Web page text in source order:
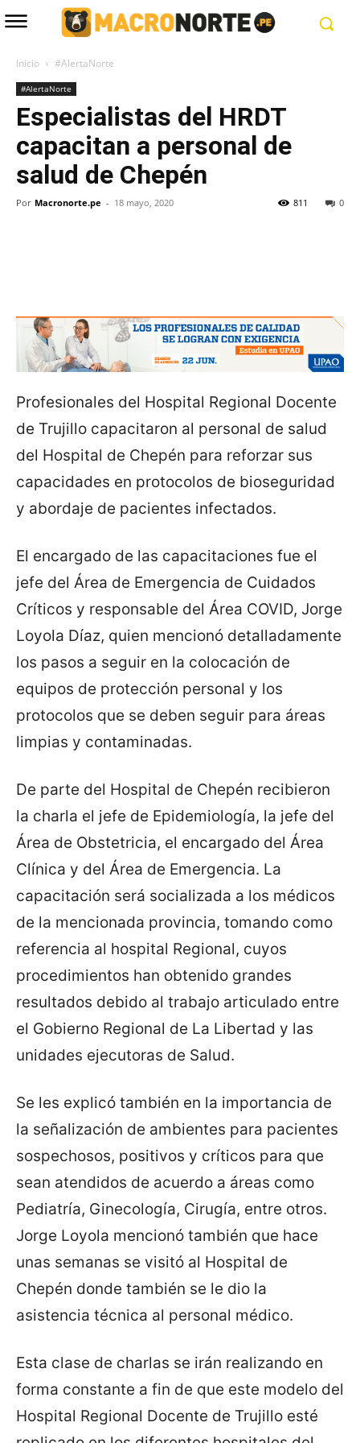
Inicio #AlertaNorte
#AlertaNorte
Especialistas del HRDT
capacitan a personal de
salud de Chepén
Por Macronorte.pe - 18 mayo, 2020 0
811
Profesionales del Hospital Regional Docente
de Trujillo capacitaron al personal de salud
del Hospital de Chepén para reforzar sus
capacidades en protocolos de bioseguridad
y abordaje de pacientes infectados.
El encargado de las capacitaciones fue el
jefe del Área de Emergencia de Cuidados
Críticos y responsable del Área COVID, Jorge
Loyola Díaz, quien mencionó detalladamente
los pasos a seguir en la colocación de
equipos de protección personal y los
protocolos que se deben seguir para áreas
limpias y contaminadas.
De parte del Hospital de Chepén recibieron
la charla el jefe de Epidemiología, la jefe del
Área de Obstetricia, el encargado del Área
Clínica y del Área de Emergencia. La
capacitación será socializada a los médicos
de la mencionada provincia, tomando como
referencia al hospital Regional, cuyos
procedimientos han obtenido grandes
resultados debido al trabajo articulado entre
el Gobierno Regional de La Libertad y las
unidades ejecutoras de Salud.
Se les explicó también en la importancia de
la señalización de ambientes para pacientes
sospechosos, positivos y críticos para que
sean atendidos de acuerdo a áreas como
Pediatría, Ginecología, Cirugía, entre otros.
Jorge Loyola mencionó también que hace
unas semanas se visitó al Hospital de
Chepén donde también se le dio la
asistencia técnica al personal médico.
Esta clase de charlas se irán realizando en
forma constante a fin de que este modelo del
Hospital Regional Docente de Trujillo esté